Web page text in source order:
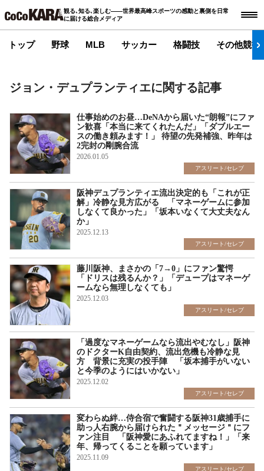
観る､知る､楽しむ――世界最高峰スポーツの感動と裏側を日常
に届ける総合メディア
トップ 野球 MLB サッカー 格闘技 その他競技
ジョン・デュプランティエに関する記事
仕事始めのお昼…DeNAから届いた“朗報”にファ
ン歓喜「本当に来てくれたんだ」「ダブルエー
スの働き頼みます！」 待望の先発補強、昨年は
2完封の剛腕合流
2026.01.05
アスリート/セレブ
阪神デュプランティエ流出決定的も「これが正
解」冷静な見方広がる 「マネーゲームに参加
しなくて良かった」「坂本いなくて大丈夫なん
か」
2025.12.13
アスリート/セレブ
藤川阪神、まさかの「7→0」にファン驚愕
「ドリスは残るんか？」「デュープはマネーゲ
ームなら無理しなくても」
2025.12.03
アスリート/セレブ
「過度なマネーゲームなら流出やむなし」阪神
のドクターK自由契約、流出危機も冷静な見
方 背景に充実の投手陣 「坂本捕手がいない
と今季のようにはいかない」
2025.12.02
アスリート/セレブ
変わらぬ絆…侍合宿で奮闘する阪神31歳捕手に
助っ人右腕から届けられた＂メッセージ＂にフ
ァン注目 「阪神愛にあふれてますね！」「来
年、帰ってくることを願っています」
2025.11.09
アスリート/セレブ